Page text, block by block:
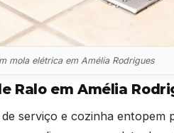
mola elétrica em Amélia Rodrigues
Ralo em Amélia
serviço e cozinha entopem